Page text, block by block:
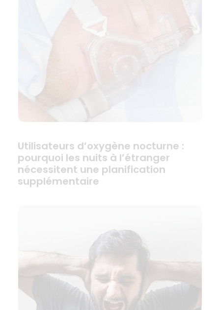
Utilisateurs d’oxygène nocturne :
pourquoi les nuits à l’étranger
nécessitent une planification
supplémentaire